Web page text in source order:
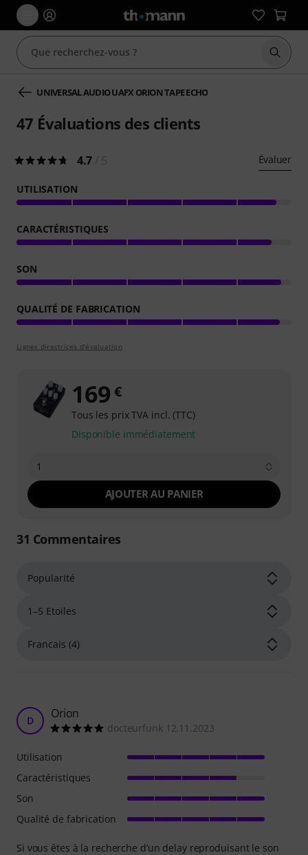
UNIVERSAL AUDIO UAFX ORION TAPE ECHO
47 Évaluations des clients
4.7 Évaluer
UTILISATION
CARACTÉRISTIQUES
SON
QUALITÉ DE FABRICATION
Lignes directrices d'évaluation
169 €
Tous les prix TVA incl. (TTC)
Disponible immédiatement
1
AJOUTER AU PANIER
31 Commentaires
D Orion
docteurfunk 12.11.2023
Si vous êtes à la recherche d’un delay reproduisant le son
Utilisation
Caractéristiques
Son
Qualité de fabrication